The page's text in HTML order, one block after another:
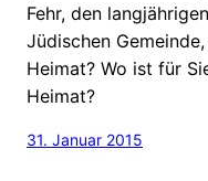
Fehr, den
Jüdischen
Heimat? Wo ist für
Heimat?
31. Januar 2015